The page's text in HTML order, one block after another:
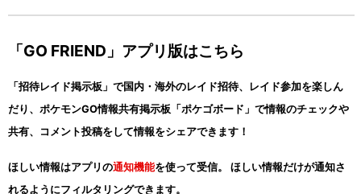
「GO FRIEND」アプリ版はこちら
「招待レイド掲示板」で国内・海外のレイド招待、レイド参加を楽しん
だり、ポケモンGO情報共有掲示板「ポケゴボード」で情報のチェックや
共有、コメント投稿をして情報をシェアできます！
ほしい情報はアプリの通知機能を使って受信。 ほしい情報だけが通知さ
れるようにフィルタリングできます。